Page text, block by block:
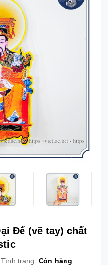
Đế (vẽ tay) chất
Tình trạng: Còn hàng